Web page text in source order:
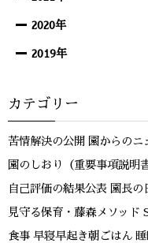
2020年
2019年
カテゴリー
苦情解決の公開 園からのニ
園のしおり（重要事項説明
自己評価の結果公表 園長の
見守る保育・藤森メソッド
食事 早寝早起き朝ごはん